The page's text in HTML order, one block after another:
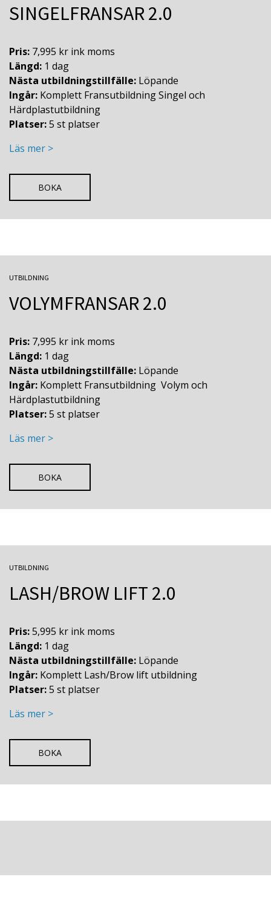
SINGELFRANSAR 2.0
Pris: 7,995 kr ink moms
Längd: 1 dag
Nästa utbildningstillfälle: Löpande
Ingår: Komplett Fransutbildning Singel och
Härdplastutbildning
Platser:5 st platser
Läs mer >
BOKA
UTBILDNING
VOLYMFRANSAR 2.0
Pris: 7,995 kr ink moms
Längd: 1 dag
Nästa utbildningstillfälle: Löpande
Ingår: Komplett Fransutbildning Volym och
Härdplastutbildning
Platser:5 st platser
Läs mer >
BOKA
UTBILDNING
LASH/BROW LIFT 2.0
Pris:5,995 kr ink moms
Längd: 1 dag
Nästa utbildningstillfälle: Löpande
Ingår: Komplett Lash/Brow lift utbildning
Platser:5 st platser
Läs mer >
BOKA